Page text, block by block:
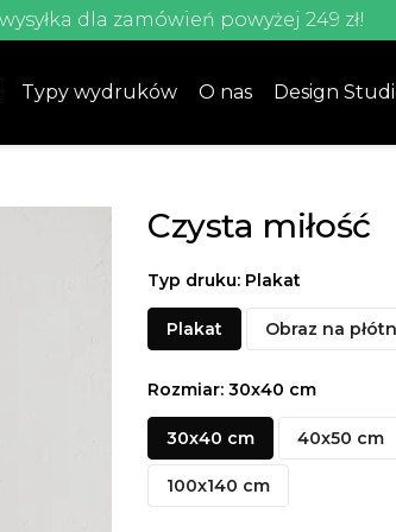
dla zamówień powyżej 249 zł!
Typy wydruków O nas Design
Czysta miłość
Typ druku: Plakat
Plakat Obraz na
Rozmiar: 30x40 cm
30x40 cm 40x50 cm
100x140 cm